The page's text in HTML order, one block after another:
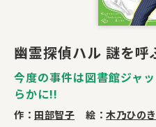
幽霊探偵ハル 謎を呼
今度の事件は図書館ジャ
らかに!!
作： 田部智子 絵： 木乃ひのき